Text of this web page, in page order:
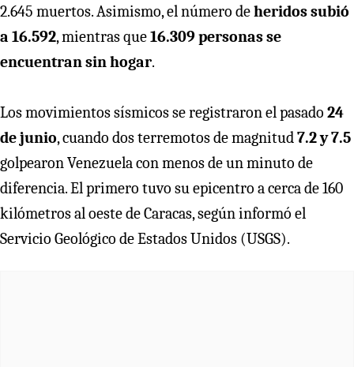
2.645 muertos. Asimismo, el número deheridos subió
a 16.592, mientras que16.309 personas se
encuentran sin hogar.
Los movimientos sísmicos se registraron el pasado 24
de junio, cuando dos terremotos de magnitud7.2 y 7.5
golpearon Venezuela con menos de un minuto de
diferencia. El primero tuvo su epicentro a cerca de 160
kilómetros al oeste de Caracas, según informó el
Servicio Geológico de Estados Unidos (USGS).